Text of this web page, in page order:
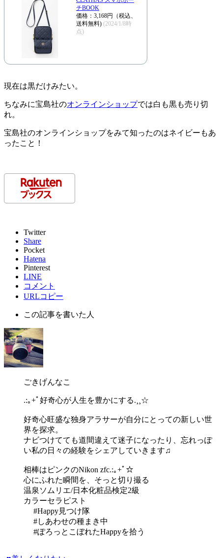
チBOOK
価格：3,168円（税込、
送料無料) (2024/1/8時
点)
現在は黒だけみたい。
ちなみに宝島社のオンラインショップでは白も黒も売り切
れ。
宝島社のオンラインショップをみて知ったのはネイビーもあ
ったこと！
Twitter
Share
Pocket
Hatena
Pinterest
LINE
コメント
URLコピー
この記事を書いた人
ごきげんなこ
.:｡+ﾟ好奇心が人生を豊かにする.¸¸☆
好奇心旺盛な独身アラサーが自分にとっての新しい世
界を探求。
ナビつけてても道間違えて迷子になったり、忘れっぽ
い私の日々の経験をシェアしていきます♫
相棒はピンクのNikon zfc.:｡+ﾟ☆
心にふれた瞬間を、そっと切り撮る
温泉ソムリエ/日本化粧品検定2級
カラーセラピスト
#Happy見つけ隊
#しあわせの種まき中
#ぽろっとこぼれたHappyを拾う